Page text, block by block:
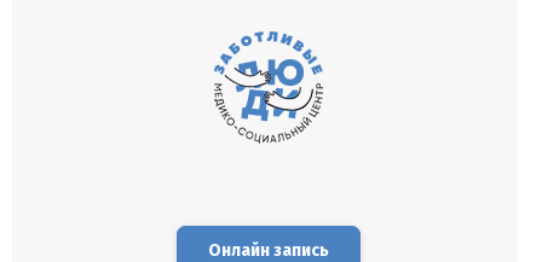
Артро-вертебральная
Онлайн запись